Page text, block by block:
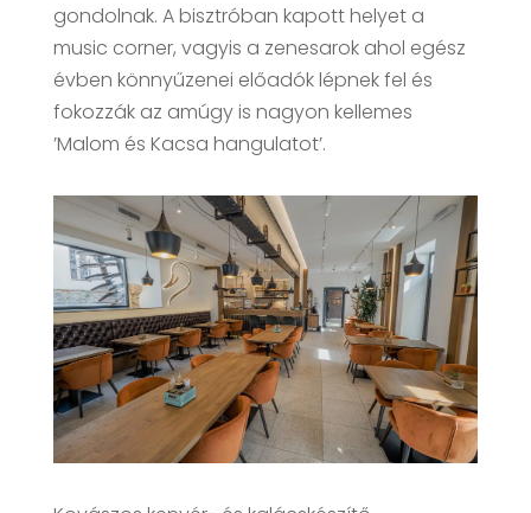
gondolnak. A bisztróban kapott helyet a
music corner, vagyis a zenesarok ahol egész
évben könnyűzenei előadók lépnek fel és
fokozzák az amúgy is nagyon kellemes
’Malom és Kacsa hangulatot’.